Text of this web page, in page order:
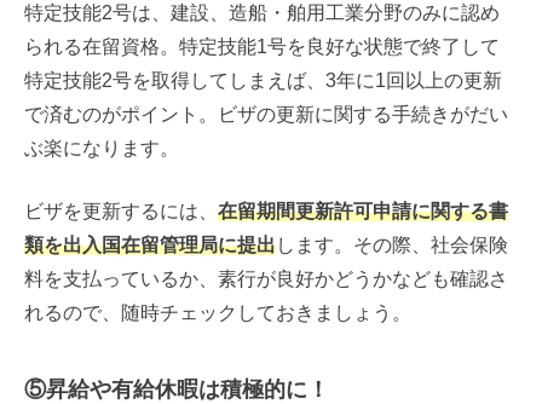
特定技能2号は、建設、造船・舶用工業分野のみに認め
られる在留資格。特定技能1号を良好な状態で終了して
特定技能2号を取得してしまえば、3年に1回以上の更新
で済むのがポイント。ビザの更新に関する手続きがだい
ぶ楽になります。
ビザを更新するには、 在留期間更新許可申請に関する書
類を出入国在留管理局に提出します。その際、社会保険
料を支払っているか、素行が良好かどうかなども確認さ
れるので、随時チェックしておきましょう。
⑤昇給や有給休暇は積極的に！